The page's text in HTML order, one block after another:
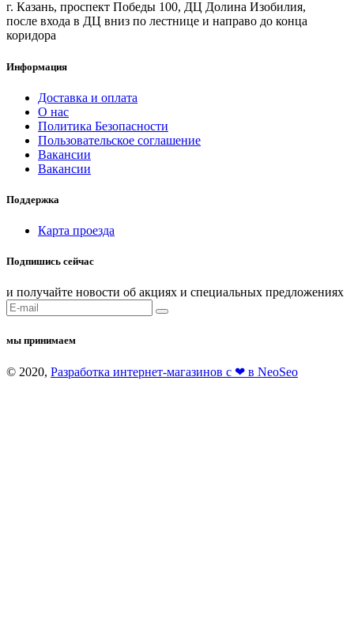
г. Казань, проспект Победы 100, ДЦ Долина Изобилия,
после входа в ДЦ вниз по лестнице и направо до конца
коридора
Информация
Доставка и оплата
О нас
Политика Безопасности
Пользовательское соглашение
Вакансии
Вакансии
Поддержка
Карта проезда
Подпишись сейчас
и получайте новости об акциях и специальных предложениях
мы принимаем
© 2020, Разработка интернет-магазинов с ❤ в NeoSeo